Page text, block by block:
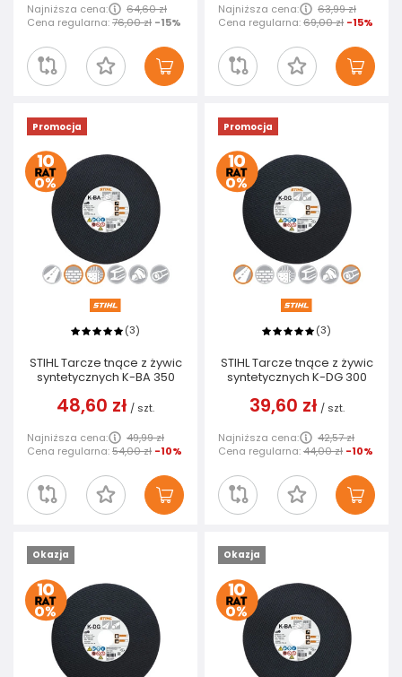
Najniższa cena:
64,60 zł
Cena regularna:76,00 zł -15%
Najniższa cena:
63,99 zł
Cena regularna:69,00 zł -15%
Promocja
(3)
STIHL Tarcze tnące z żywic
syntetycznych K-BA 350
48,60 zł / szt.
Najniższa cena:
49,99 zł
Cena regularna:54,00 zł -10%
Promocja
(3)
STIHL Tarcze tnące z żywic
syntetycznych K-DG 300
39,60 zł / szt.
Najniższa cena:
42,57 zł
Cena regularna:44,00 zł -10%
Okazja Okazja